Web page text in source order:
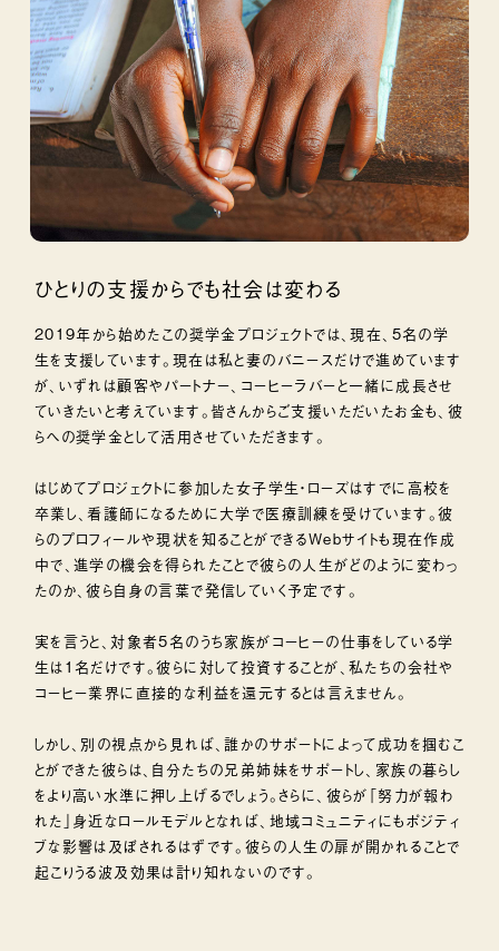
ひとりの支援からでも社会は変わる
2019年から始めたこの奨学金プロジェクトでは、現在、5名の学
生を支援しています。現在は私と妻のバニースだけで進めています
が、いずれは顧客やパートナー、コーヒーラバーと一緒に成長させ
ていきたいと考えています。皆さんからご支援いただいたお金も、彼
らへの奨学金として活用させていただきます。
はじめてプロジェクトに参加した女子学生・ローズはすでに高校を
卒業し、看護師になるために大学で医療訓練を受けています。彼
らのプロフィールや現状を知ることができるWebサイトも現在作成
中で、進学の機会を得られたことで彼らの人生がどのように変わっ
たのか、彼ら自身の言葉で発信していく予定です。
実を言うと、対象者5名のうち家族がコーヒーの仕事をしている学
生は1名だけです。彼らに対して投資することが、私たちの会社や
コーヒー業界に直接的な利益を還元するとは言えません。
しかし、別の視点から見れば、誰かのサポートによって成功を掴むこ
とができた彼らは、自分たちの兄弟姉妹をサポートし、家族の暮らし
をより高い水準に押し上げるでしょう。さらに、彼らが「努力が報わ
れた」身近なロールモデルとなれば、地域コミュニティにもポジティ
ブな影響は及ぼされるはずです。彼らの人生の扉が開かれることで
起こりうる波及効果は計り知れないのです。